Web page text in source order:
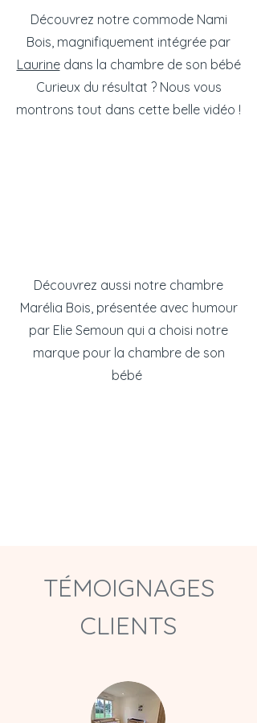
Découvrez notre commode Nami
Bois, magnifiquement intégrée par
Laurinedans la chambre de son bébé
Curieux du résultat ? Nous vous
montrons tout dans cette belle vidéo !
Découvrez aussi notre chambre
Marélia Bois, présentée avec humour
par Elie Semoun qui a choisi notre
marque pour la chambre de son
bébé
TÉMOIGNAGES
CLIENTS